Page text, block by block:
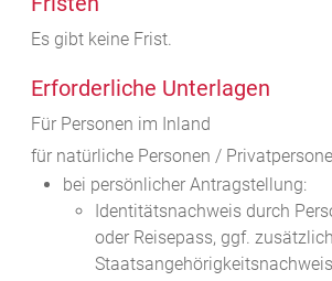
Es gibt keine Frist.
Erforderliche Unterlagen
Für Personen im Inland
für natürliche Personen /
bei persönlicher Antragstellung:
Identitätsnachweis durch
oder Reisepass, ggf.